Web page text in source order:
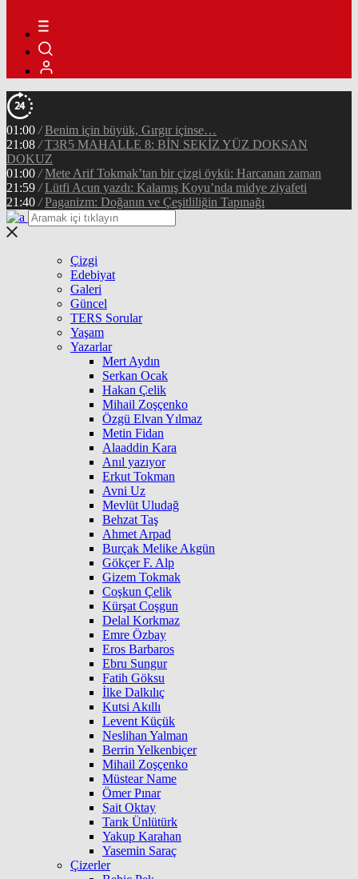
01:00 / Benim için büyük, Gırgır içinse…
21:08 / T3R5 MAHALLE 8: BİN SEKİZ YÜZ DOKSAN
DOKUZ
01:00 / Mete Arif Tokmak’tan bir çizgi öykü: Harcanan zaman
21:59 / Lütfi Acun yazdı: Kalamış Koyu’nda midye ziyafeti
21:40 / Paganizm: Doğanın ve Çeşitliliğin Tapınağı
Çizgi
Edebiyat
Galeri
Güncel
TERS Sorular
Yaşam
Yazarlar
Mert Aydın
Serkan Ocak
Hakan Çelik
Mihail Zoşçenko
Özgü Elvan Yılmaz
Metin Fidan
Alaaddin Kara
Anıl yazıyor
Erkut Tokman
Avni Uz
Mevlüt Uludağ
Behzat Taş
Ahmet Arpad
Burçak Melike Akgün
Gökçer F. Alp
Gizem Tokmak
Coşkun Çelik
Kürşat Coşgun
Delal Korkmaz
Emre Özbay
Eros Barbaros
Ebru Sungur
Fatih Göksu
İlke Dalkılıç
Kutsi Akıllı
Levent Küçük
Neslihan Yalman
Berrin Yelkenbiçer
Mihail Zoşçenko
Müstear Name
Ömer Pınar
Sait Oktay
Tarık Ünlütürk
Yakup Karahan
Yasemin Saraç
Çizerler